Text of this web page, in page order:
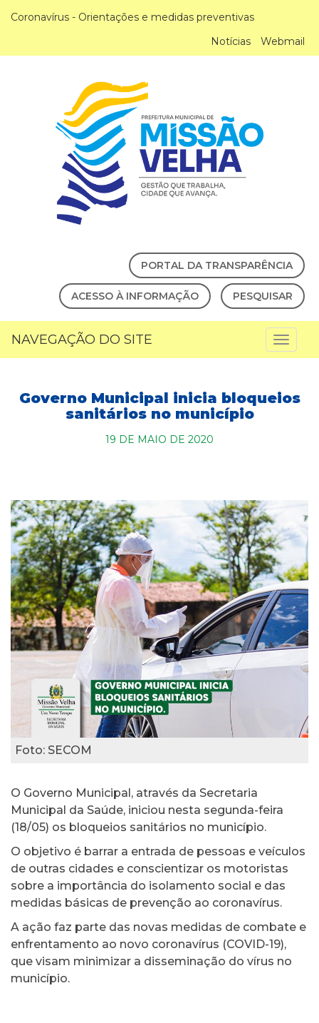
Coronavírus - Orientações e medidas preventivas
Notícias
Webmail
PORTAL DA TRANSPARÊNCIA
ACESSO À INFORMAÇÃO PESQUISAR
NAVEGAÇÃO DO SITE
Governo Municipal inicia bloqueios
sanitários no município
19 DE MAIO DE 2020
Foto: SECOM
O Governo Municipal, através da Secretaria
Municipal da Saúde, iniciou nesta segunda-feira
(18/05) os bloqueios sanitários no município.
O objetivo é barrar a entrada de pessoas e veículos
de outras cidades e conscientizar os motoristas
sobre a importância do isolamento social e das
medidas básicas de prevenção ao coronavírus.
A ação faz parte das novas medidas de combate e
enfrentamento ao novo coronavírus (COVID-19),
que visam minimizar a disseminação do vírus no
município.